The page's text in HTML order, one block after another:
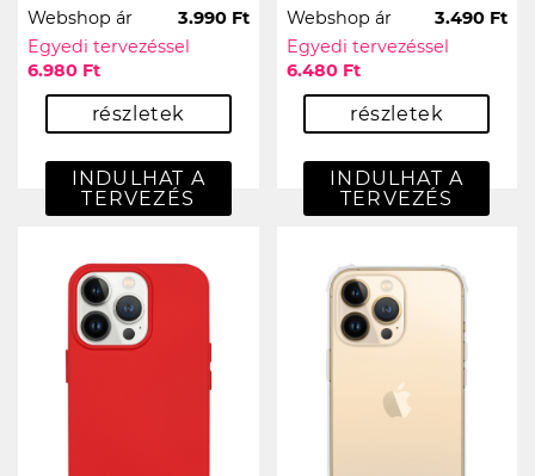
Webshop ár
3.990 Ft
Egyedi tervezéssel
6.980 Ft
részletek
INDULHAT A
TERVEZÉS
Webshop ár
3.490 Ft
Egyedi tervezéssel
6.480 Ft
részletek
INDULHAT A
TERVEZÉS